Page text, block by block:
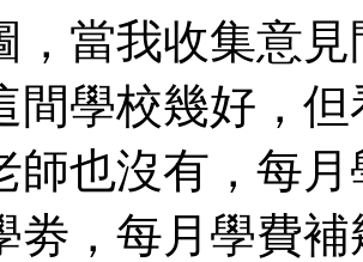
，當我收集意
間學校幾好，
師也沒有，每
劵，每月學費